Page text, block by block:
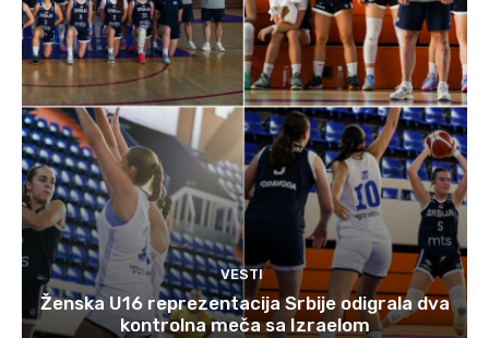
VESTI
Ženska U16 reprezentacija Srbije odigrala dva
kontrolna meča sa Izraelom